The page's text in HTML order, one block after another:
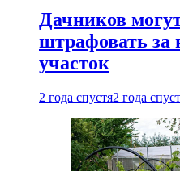
Дачников
штрафовать за
участок
2 года спустя2 года